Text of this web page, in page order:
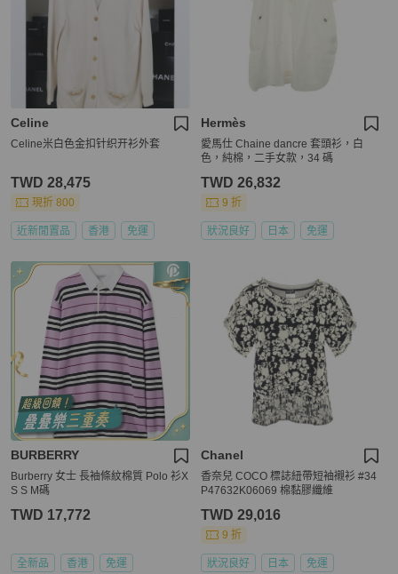
Celine
Celine米白色金扣针织开衫外套
TWD 28,475
現折 800
近新閒置品 香港 免運
Hermès
愛馬仕 Chaine dancre 套頭衫，白
色，純棉，二手女款，34 碼
TWD 26,832
9 折
狀況良好 日本 免運
BURBERRY
Burberry 女士 長袖條紋棉質 Polo 衫X
S S M碼
TWD 17,772
全新品 香港 免運
Chanel
香奈兒 COCO 標誌紐帶短袖襯衫 #34
P47632K06069 棉黏膠纖維
TWD 29,016
9 折
狀況良好 日本 免運